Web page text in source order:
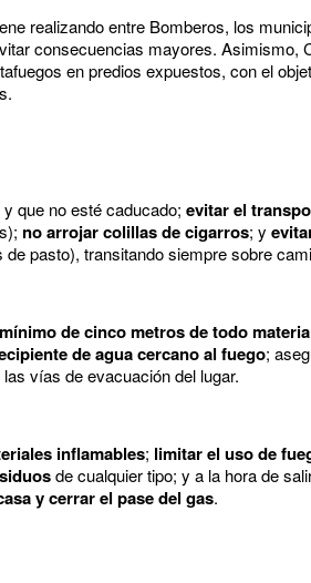
realizando entre Bomberos, los
consecuencias mayores. Asimismo,
en predios expuestos, con el
y que no esté caducado; evitar el
no arrojar colillas de cigarros; y
pasto), transitando siempre sobre
de cinco metros de todo
de agua cercano al fuego;
vías de evacuación del lugar.
inflamables; limitar el uso de
de cualquier tipo; y a la hora de
y cerrar el pase del gas.